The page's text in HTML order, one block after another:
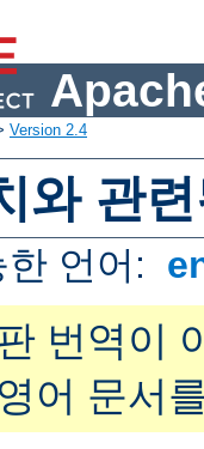
Version 2.4
와 관
한 언어:
번역이
어 문서